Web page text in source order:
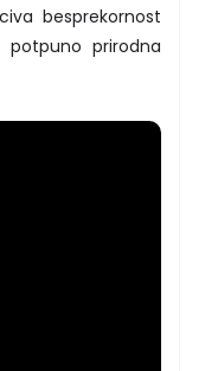
besprekornost
prirodna